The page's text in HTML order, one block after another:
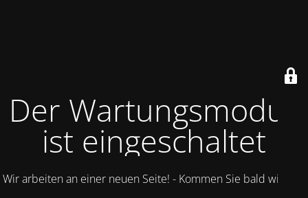
Der Wartungsmodus
ist eingeschaltet
Wir arbeiten an einer neuen Seite! - Kommen Sie bald wieder.